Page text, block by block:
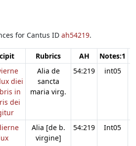
for Cantus ID ah54219.
Rubrics AH Notes:1
diei
in
dei
Alia de
sancta
maria virg.
54:219 int05
Alia [de b.
virgine]
54:219 Int05